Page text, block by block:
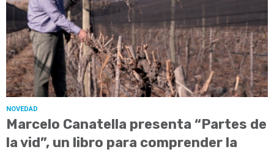
NOVEDAD
Marcelo Canatella presenta “Partes de
la vid”, un libro para comprender la